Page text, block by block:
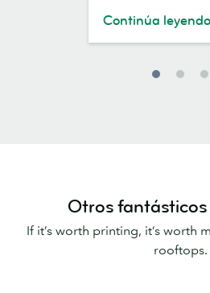
Continúa leyendo
Otros
If it’s worth printing, it’s worth
rooftops.